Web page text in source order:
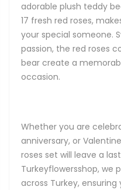
adorable plush teddy
17 fresh red roses,
your special someone.
passion, the red roses
bear create a
occasion.
Whether you are
anniversary, or
roses set will leave a
Turkeyflowersshop, we
across Turkey,